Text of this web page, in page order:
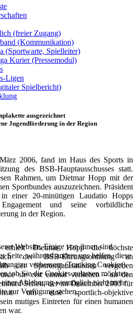
(freier Zugang)
(Kommunikation)
(Sportwarte, Spielleiter)
Kurier (Pressemodul)
Ligen
Spielbericht)
ausgezeichnet
Jugendförderung in der Region
2006, fand im Haus des Sports in
des BSB-Hauptausschusses statt.
Rahmen, um Dietmar Hopp mit der
Sportbundes auszuzeichnen. Präsident
einer 20-minütigen Laudatio Hopps
Engagement und seine vorbildliche
in der Region.
erhielt Dietmar Hopp die höchste
der BSB-Ehrungsordnung an
der Sportorganisationen vergeben
sie erst einmal verliehen - an den
Scheu, der im Dezember 2003 für
um eine sportlich-objektive
mutiges Eintreten für einen humanen
war.
Website. Einige von ihnen sind
Seite, während andere uns helfen, diese
zu verbessern (Tracking Cookies).
ob Sie die Cookies zulassen möchten.
einer Ablehnung womöglich nicht mehr
zur Verfügung stehen.